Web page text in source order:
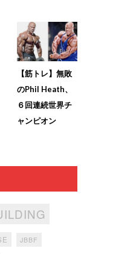
【筋トレ】無敗
のPhil Heath、
６回連続世界チ
ャンピオン
JBBF